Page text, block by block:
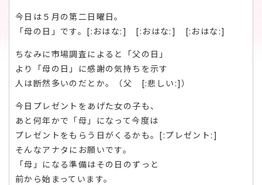
治療について
スタッフ紹介・院内風景
今日は５月の第二日曜日。
「母の日」です。[:おはな:] [:おはな:] [:おはな:]
ちなみに市場調査によると「父の日」
より「母の日」に感謝の気持ちを示す
人は断然多いのだとか。（父 [:悲しい:]）
今日プレゼントをあげた女の子も、
あと何年かで「母」になって今度は
プレゼントをもらう日がくるかも。[:プレゼント:]
そんなアナタにお願いです。
「母」になる準備はその日のずっと
前から始まっています。